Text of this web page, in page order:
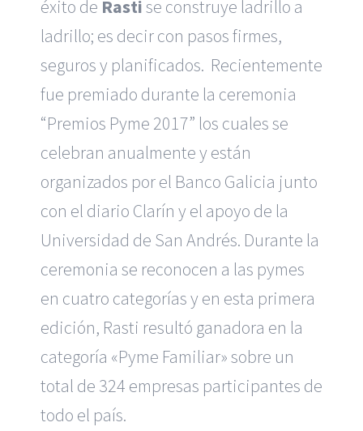
éxito de Rastise construye ladrillo a
ladrillo; es decir con pasos firmes,
seguros y planificados. Recientemente
fue premiado durante la ceremonia
“Premios Pyme 2017” los cuales se
celebran anualmente y están
organizados por el Banco Galicia junto
con el diario Clarín y el apoyo de la
Universidad de San Andrés. Durante la
ceremonia se reconocen a las pymes
en cuatro categorías y en esta primera
edición, Rasti resultó ganadora en la
categoría «Pyme Familiar» sobre un
total de 324 empresas participantes de
todo el país.